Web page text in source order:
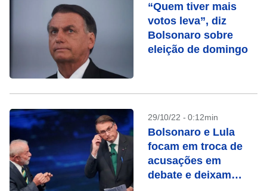
“Quem tiver mais
votos leva”, diz
Bolsonaro sobre
eleição de domingo
29/10/22 - 0:12min
Bolsonaro e Lula
focam em troca de
acusações em
debate e deixam